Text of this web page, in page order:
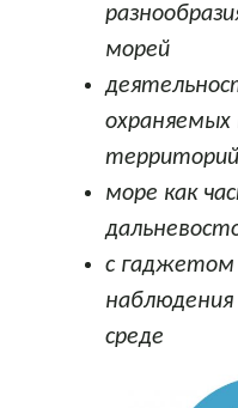
морей
охраняемых
территорий
море как
с гаджетом
среде